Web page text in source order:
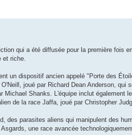
qui a été diffusée pour la première fois
riche.
un dispositif ancien appelé "Porte des
joué par Richard Dean Anderson, qui
Shanks. L'équipe inclut également
de la race Jaffa, joué par Christopher
des parasites aliens qui manipulent des
une race avancée